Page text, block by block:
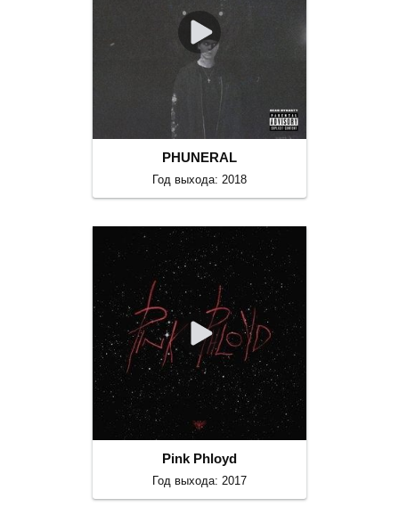
PHUNERAL
Год выхода: 2018
Pink Phloyd
Год выхода: 2017